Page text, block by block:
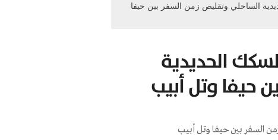
الساحلي وتقليص زمن السفر بين حيفا
الحديدية
حيفا وتل أبيب